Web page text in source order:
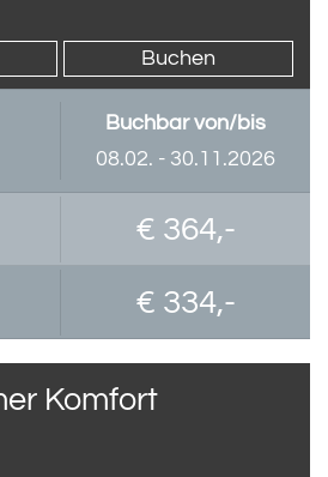
Buchen
Buchbar von/bis
08.02. - 30.11.2026
€ 364,-
€ 334,-
Komfort